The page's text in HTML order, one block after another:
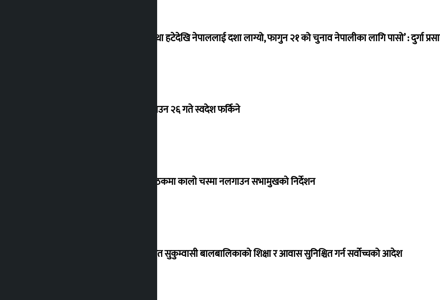
‘राजसंस्था हटेदेखि नेपाललाई दशा लाग्यो, फागुन २१ को चुनाव नेपालीका लागि पासो’ : दुर्गा
देउवा साउन २६ गते स्वदेश फर्किने
संसद् बैठकमा कालो चस्मा नलगाउन सभामुखको निर्देशन
विस्थापित सुकुम्वासी बालबालिकाको शिक्षा र आवास सुनिश्चित गर्न सर्वोच्चको आदेश